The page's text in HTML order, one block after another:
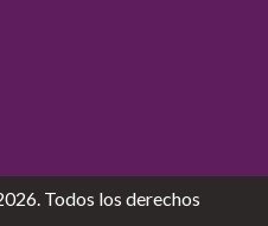
Todos los derechos